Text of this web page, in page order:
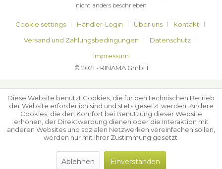
nicht anders beschrieben
Cookie settings Händler-Login Über uns
Kontakt
Versand und Zahlungsbedingungen
Datenschutz
Impressum
© 2021 - RINAMA GmbH
Diese Website benutzt Cookies, die für den technischen Betrieb
der Website erforderlich sind und stets gesetzt werden. Andere
Cookies, die den Komfort bei Benutzung dieser Website
erhöhen, der Direktwerbung dienen oder die Interaktion mit
anderen Websites und sozialen Netzwerken vereinfachen sollen,
werden nur mit Ihrer Zustimmung gesetzt.
Ablehnen Einverstanden